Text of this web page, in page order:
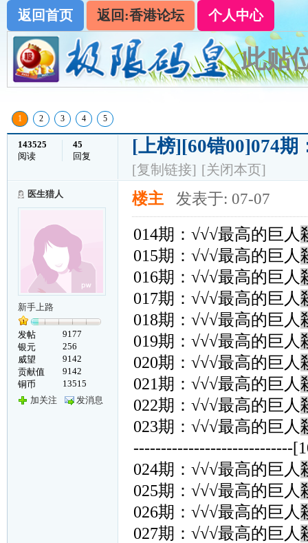
返回首页 返回:香港论坛 个人中心
此贴
1 2 3 4 5
143525
阅读
45
回复
[上榜][60错00]074
[复制链接] [关闭本页]
医生猎人
新手上路
发帖
9177
银元
256
威望
9142
贡献值
9142
铜币
13515
加关注
发消息
楼主 发表于: 07-07
014期：√√√最高的巨人
015期：√√√最高的巨人
016期：√√√最高的巨人
017期：√√√最高的巨人
018期：√√√最高的巨人
019期：√√√最高的巨人
020期：√√√最高的巨人
021期：√√√最高的巨人
022期：√√√最高的巨人
023期：√√√最高的巨人
-----------------------------
024期：√√√最高的巨人
025期：√√√最高的巨人
026期：√√√最高的巨人
027期：√√√最高的巨人